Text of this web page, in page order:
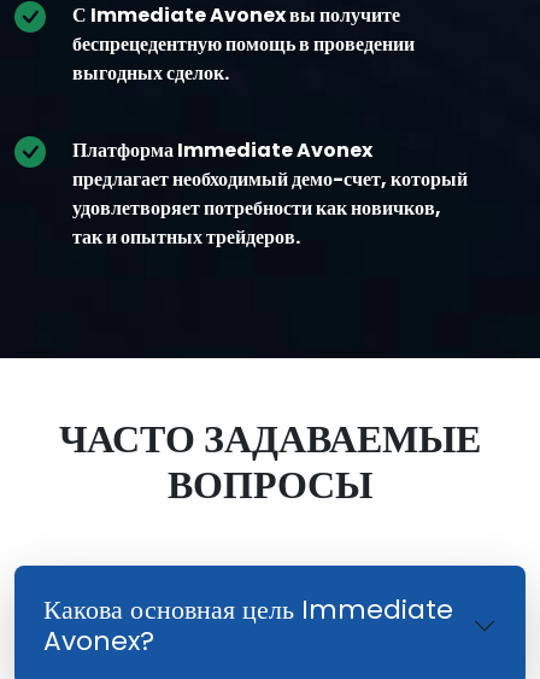
С Immediate Avonex вы получите
беспрецедентную помощь в проведении
выгодных сделок.
Платформа Immediate Avonex
предлагает необходимый демо-счет, который
удовлетворяет потребности как новичков,
так и опытных трейдеров.
ЧАСТО ЗАДАВАЕМЫЕ
ВОПРОСЫ
Какова основная цель Immediate
Avonex?